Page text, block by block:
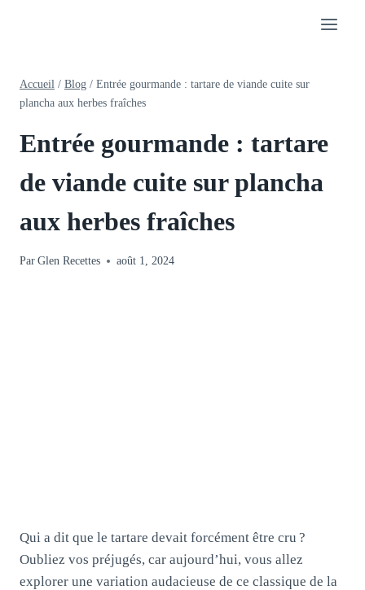
Accueil / Blog / Entrée gourmande : tartare de viande cuite sur
plancha aux herbes fraîches
Entrée gourmande : tartare
de viande cuite sur plancha
aux herbes fraîches
Par Glen Recettes août 1, 2024
Qui a dit que le tartare devait forcément être cru ?
Oubliez vos préjugés, car aujourd’hui, vous allez
explorer une variation audacieuse de ce classique de la